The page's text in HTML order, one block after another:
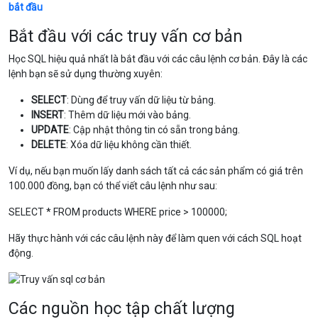
bắt đầu
Bắt đầu với các truy vấn cơ bản
Học SQL hiệu quả nhất là bắt đầu với các câu lệnh cơ bản. Đây là các
lệnh bạn sẽ sử dụng thường xuyên:
SELECT: Dùng để truy vấn dữ liệu từ bảng.
INSERT: Thêm dữ liệu mới vào bảng.
UPDATE: Cập nhật thông tin có sẵn trong bảng.
DELETE: Xóa dữ liệu không cần thiết.
Ví dụ, nếu bạn muốn lấy danh sách tất cả các sản phẩm có giá trên
100.000 đồng, bạn có thể viết câu lệnh như sau:
SELECT * FROM products WHERE price > 100000;
Hãy thực hành với các câu lệnh này để làm quen với cách SQL hoạt
động.
Các nguồn học tập chất lượng